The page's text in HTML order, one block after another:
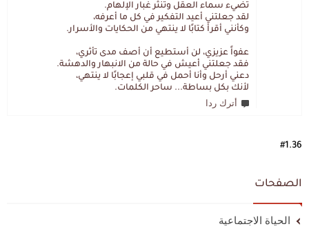
تضيء سماء العقل وتنثر غبار الإلهام.
لقد جعلتني أعيد التفكير في كل ما أعرفه،
وكأنني أقرأ كتابًا لا ينتهي من الحكايات والأسرار.
عفواً عزيزي، لن أستطيع أن أصف مدى تأثري،
فقد جعلتني أعيش في حالة من الانبهار والدهشة.
دعني أرحل وأنا أحمل في قلبي إعجابًا لا ينتهي،
لأنك بكل بساطة... ساحر الكلمات.
أترك ردا
#1.36
الصفحات
الحياة الاجتماعية